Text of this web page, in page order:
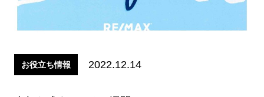
お役立ち情報 2022.12.14